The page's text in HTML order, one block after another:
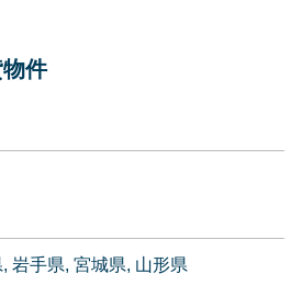
件
岩手県 宮城県 山形県